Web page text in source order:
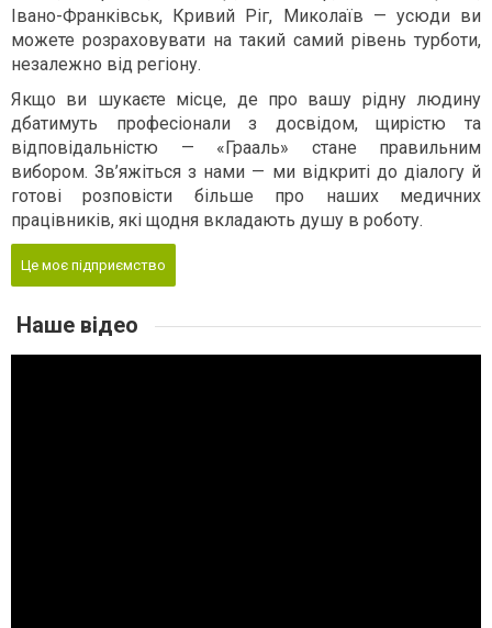
Івано-Франківськ, Кривий Ріг, Миколаїв — усюди ви
можете розраховувати на такий самий рівень турботи,
незалежно від регіону.
Якщо ви шукаєте місце, де про вашу рідну людину
дбатимуть професіонали з досвідом, щирістю та
відповідальністю — «Грааль» стане правильним
вибором. Зв’яжіться з нами — ми відкриті до діалогу й
готові розповісти більше про наших медичних
працівників, які щодня вкладають душу в роботу.
Це моє підприємство
Наше відео